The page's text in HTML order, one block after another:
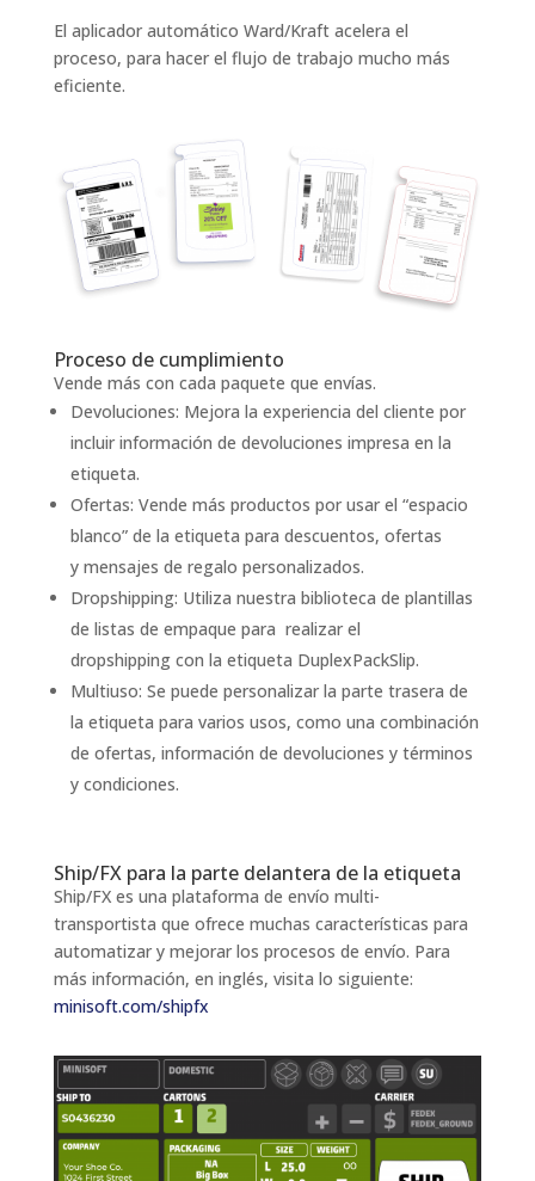
El aplicador automático Ward/Kraft acelera el
proceso, para hacer el flujo de trabajo mucho más
eficiente.
Proceso de cumplimiento
Vende más con cada paquete que envías.
Devoluciones: Mejora la experiencia del cliente por
incluir información de devoluciones impresa en la
etiqueta.
Ofertas: Vende más productos por usar el “espacio
blanco” de la etiqueta para descuentos, ofertas
y mensajes de regalo personalizados.
Dropshipping: Utiliza nuestra biblioteca de plantillas
de listas de empaque para realizar el
dropshipping con la etiqueta DuplexPackSlip.
Multiuso: Se puede personalizar la parte trasera de
la etiqueta para varios usos, como una combinación
de ofertas, información de devoluciones y términos
y condiciones.
Ship/FX para la parte delantera de la etiqueta
Ship/FX es una plataforma de envío multi-
transportista que ofrece muchas características para
automatizar y mejorar los procesos de envío. Para
más información, en inglés, visita lo siguiente:
minisoft.com/shipfx